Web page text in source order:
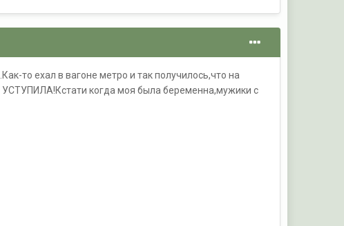
то ехал в вагоне метро и так получилось,что на
когда моя была беременна,мужики с